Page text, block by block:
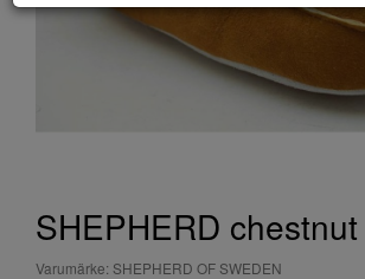
SHEPHERD
Varumärke: SHEPHERD OF SWEDEN